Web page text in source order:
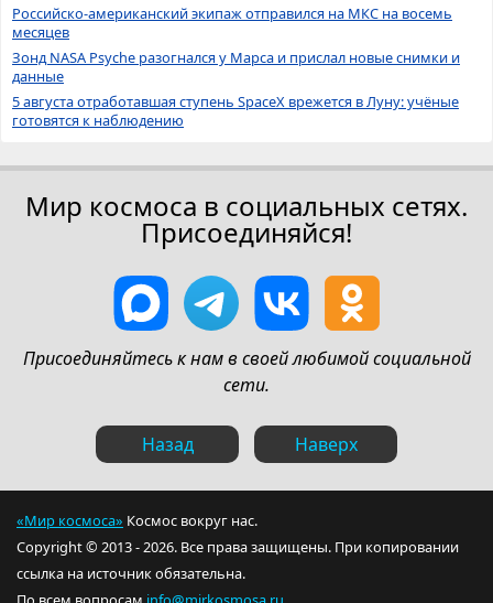
Российско-американский экипаж отправился на МКС на восемь
месяцев
Зонд NASA Psyche разогнался у Марса и прислал новые снимки и
данные
5 августа отработавшая ступень SpaceX врежется в Луну: учёные
готовятся к наблюдению
Мир космоса в социальных сетях.
Присоединяйся!
Присоединяйтесь к нам в своей любимой социальной
сети.
Назад Наверх
«Мир космоса» Космос вокруг нас.
Copyright © 2013 - 2026. Все права защищены. При копировании
ссылка на источник обязательна.